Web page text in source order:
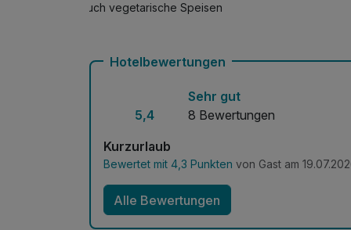
Auch vegetarische Speisen
Hotelbewertungen
5,4
Sehr gut
8 Bewertungen
Kurzurlaub
Bewertet mit 4,3 Punkten von Gast am
Alle Bewertungen